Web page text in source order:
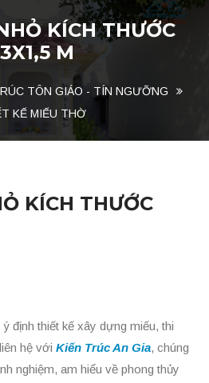
KÍCH THƯỚC
M
TÔN GIÁO - TÍN NGƯỠNG
KẾ MIẾU THỜ
KÍCH THƯỚC
định thiết kế xây dựng miếu, thi
hệ với Kiến Trúc An Gia, chúng
nghiệm, am hiểu về phong thủy